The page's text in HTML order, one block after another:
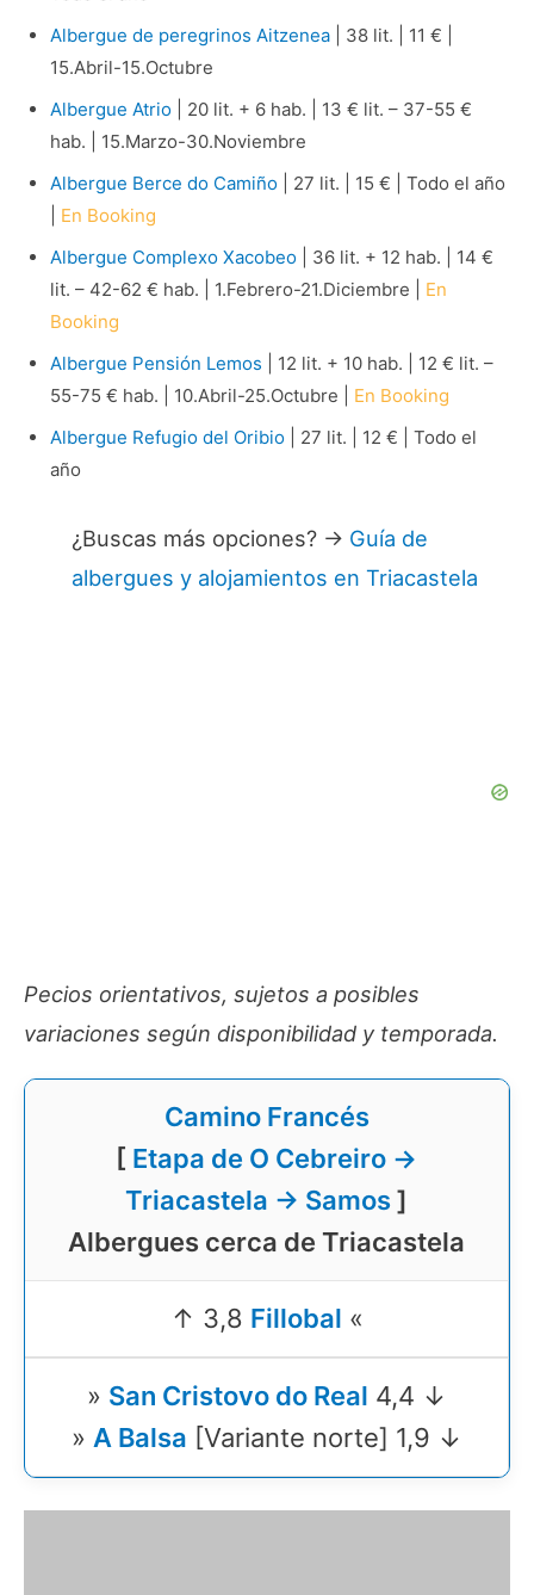
Albergue de peregrinos Aitzenea| 38 lit. | 11 € |
15.Abril-15.Octubre
Albergue Atrio| 20 lit. + 6 hab. | 13 € lit. – 37-55 €
hab. | 15.Marzo-30.Noviembre
Albergue Berce do Camiño| 27 lit. | 15 € | Todo el año
En Booking
Albergue Complexo Xacobeo| 36 lit. + 12 hab. | 14 €
lit. – 42-62 € hab. | 1.Febrero-21.Diciembre | En
Booking
Albergue Pensión Lemos | 12 lit. + 10 hab. | 12 € lit. –
55-75 € hab. | 10.Abril-25.Octubre | En Booking
Albergue Refugio del Oribio| 27 lit. | 12 € | Todo el
año
¿Buscas más opciones? → Guía de
albergues y alojamientos en Triacastela
Pecios orientativos, sujetos a posibles
variaciones según disponibilidad y temporada.
Camino Francés
[ Etapa de O Cebreiro →
Triacastela → Samos]
Albergues cerca de Triacastela
↑ 3,8 Fillobal «
» San Cristovo do Real 4,4 ↓
» A Balsa [Variante norte] 1,9 ↓